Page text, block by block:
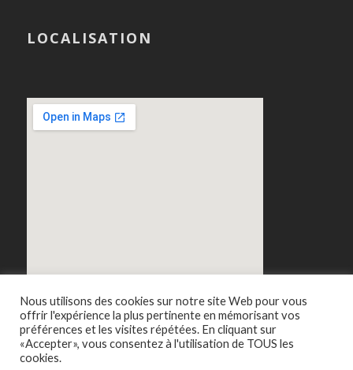
LOCALISATION
Nous utilisons des cookies sur notre site Web pour vous
offrir l'expérience la plus pertinente en mémorisant vos
préférences et les visites répétées. En cliquant sur
«Accepter», vous consentez à l'utilisation de TOUS les
cookies.